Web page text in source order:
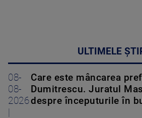
ULTIMELE
08-
08-
2026
Care este mâncarea
Dumitrescu. Juratul
despre începuturile în